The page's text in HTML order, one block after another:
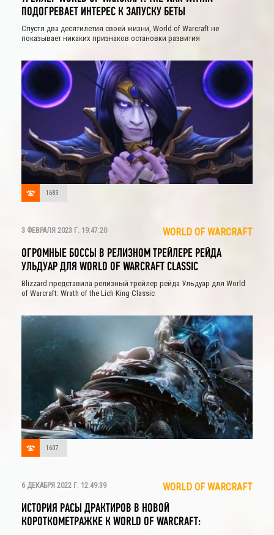
ПОДОГРЕВАЕТ ИНТЕРЕС К ЗАПУСКУ БЕТЫ
Спустя два десятилетия своей жизни, World of Warcraft не
показывает никаких признаков остановки развития
1683
3 ФЕВРАЛЯ 2023 Г. 19:47:20 WORLD OF WARCRAFT
ОГРОМНЫЕ БОССЫ В РЕЛИЗНОМ ТРЕЙЛЕРЕ РЕЙДА
УЛЬДУАР ДЛЯ WORLD OF WARCRAFT CLASSIC
Blizzard представила релизный трейлер рейда Ульдуар для World
of Warcraft: Wrath of the Lich King Classic
1607
6 ДЕКАБРЯ 2022 Г. 12:49:39 WORLD OF WARCRAFT
ИСТОРИЯ РАСЫ ДРАКТИРОВ В НОВОЙ
КОРОТКОМЕТРАЖКЕ К WORLD OF WARCRAFT: